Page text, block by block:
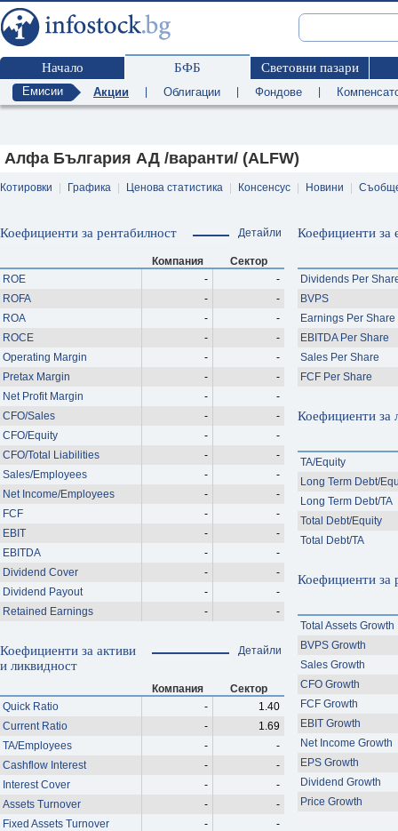
Начало БФБ Световни пазари
Емисии Акции Облигации Фондове
Алфа България АД /варанти/ (ALFW)
Котировки Графика Ценова статистика Консенсус Новини
Коефициенти за рентабилност Детайли
Компания
Сектор
ROE
-
-
ROFA
-
-
ROA
-
-
ROCE
-
-
Operating Margin
-
-
Pretax Margin
-
-
Net Profit Margin
-
-
CFO/Sales
-
-
CFO/Equity
-
-
CFO/Total Liabilities
-
-
Sales/Employees
-
-
Net Income/Employees
-
-
FCF
-
-
EBIT
-
-
EBITDA
-
-
Dividend Cover
-
-
Dividend Payout
-
-
Retained Earnings
- -
Коефициенти за активи
и ликвидност
Детайли
Компания
Сектор
Quick Ratio
-
1.40
Current Ratio
-
1.69
TA/Employees
-
-
Cashflow Interest
-
-
Interest Cover
-
-
Assets Turnover
-
-
Fixed Assets Turnover
-
-
Коефициенти за
Dividends Per
BVPS
Earnings Per Share
EBITDA Per Share
Sales Per Share
FCF Per Share
Коефициенти за
TA/Equity
Long Term Debt/
Long Term Debt/TA
Total Debt/Equity
Total Debt/TA
Коефициенти за
Total Assets Growth
BVPS Growth
Sales Growth
CFO Growth
FCF Growth
EBIT Growth
Net Income Growth
EPS Growth
Dividend Growth
Price Growth